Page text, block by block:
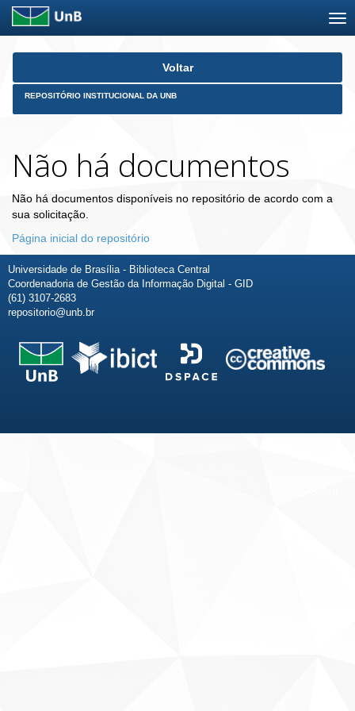
Skip
Voltar
REPOSITÓRIO INSTITUCIONAL DA UNB
Não há documentos
Não há documentos disponíveis no repositório de acordo com a
sua solicitação.
Página inicial do repositório
Universidade de Brasília - Biblioteca Central
Coordenadoria de Gestão da Informação Digital - GID
(61) 3107-2683
repositorio@unb.br